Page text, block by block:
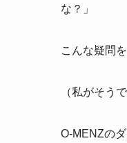
な？」
こんな疑問
（私がそう
O-MENZの